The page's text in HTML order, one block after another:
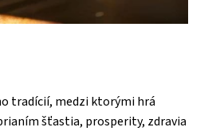
tradícií, medzi ktorými hrá
šťastia, prosperity, zdravia